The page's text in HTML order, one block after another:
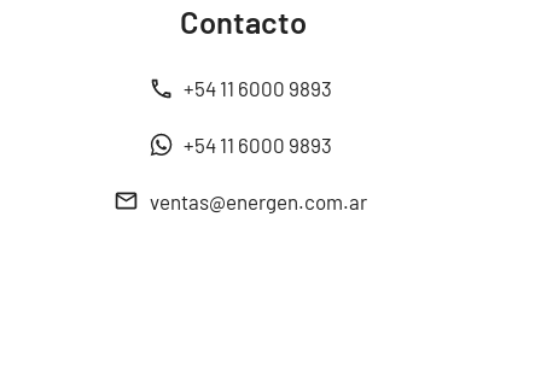
Contacto
+54 11 6000 9893
+54 11 6000 9893
ventas@energen.com.ar